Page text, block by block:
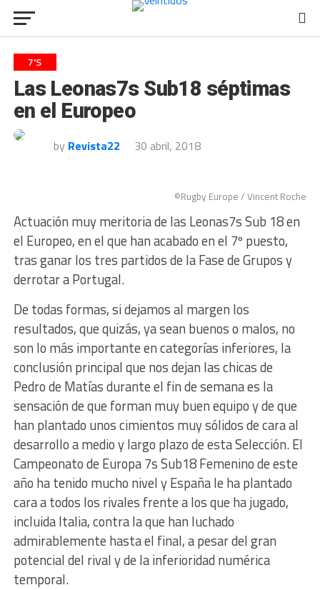
7'S
Las Leonas7s Sub18 séptimas
en el Europeo
by Revista22 30 abril, 2018
©Rugby Europe / Vincent Roche
Actuación muy meritoria de las Leonas7s Sub 18 en
el Europeo, en el que han acabado en el 7º puesto,
tras ganar los tres partidos de la Fase de Grupos y
derrotar a Portugal.
De todas formas, si dejamos al margen los
resultados, que quizás, ya sean buenos o malos, no
son lo más importante en categorías inferiores, la
conclusión principal que nos dejan las chicas de
Pedro de Matías durante el fin de semana es la
sensación de que forman muy buen equipo y de que
han plantado unos cimientos muy sólidos de cara al
desarrollo a medio y largo plazo de esta Selección. El
Campeonato de Europa 7s Sub18 Femenino de este
año ha tenido mucho nivel y España le ha plantado
cara a todos los rivales frente a los que ha jugado,
incluida Italia, contra la que han luchado
admirablemente hasta el final, a pesar del gran
potencial del rival y de la inferioridad numérica
temporal.